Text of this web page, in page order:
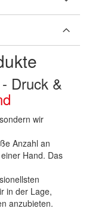
Druck &
wir
Anzahl an
Hand. Das
in der Lage,
anzubieten.